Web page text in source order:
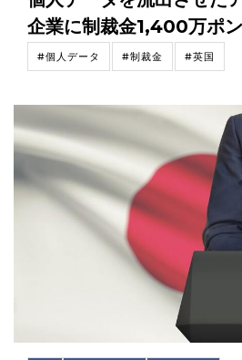
企業に制裁金1,400万ポ
#個人データ #制裁金 #英国